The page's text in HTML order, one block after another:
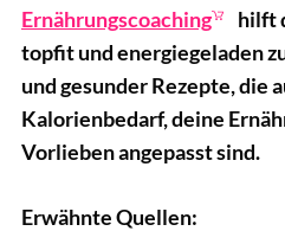
Ernährungscoaching
hilft
topfit und energiegeladen
und gesunder Rezepte, die
Kalorienbedarf, deine
Vorlieben angepasst sind.
Erwähnte Quellen: